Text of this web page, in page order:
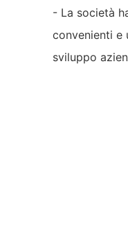
- La società
convenienti e
sviluppo